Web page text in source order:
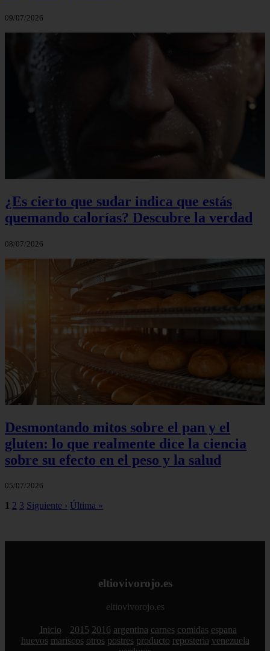
09/07/2026
¿Es cierto que sudar indica que estás
quemando calorías? Descubre la verdad
08/07/2026
Desmontando mitos sobre el pan y el
gluten: lo que realmente dice la ciencia
sobre su efecto en el peso y la salud
05/07/2026
1 2 3 Siguiente › Última »
eltiovivorojo.es
eltiovivorojo.es
Inicio 2015 2016 argentina carnes comidas espana
huevos mariscos otros postres producto reposteria venezuela